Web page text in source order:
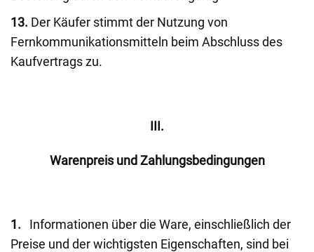
13. Der Käufer stimmt der Nutzung von
Fernkommunikationsmitteln beim Abschluss des
Kaufvertrags zu.
III.
Warenpreis und Zahlungsbedingungen
1. Informationen über die Ware, einschließlich der
Preise und der wichtigsten Eigenschaften, sind bei